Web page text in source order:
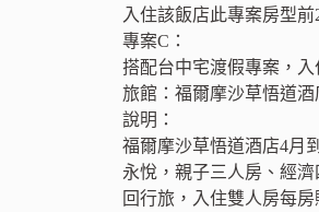
入住該飯店此專案房型
專案C：
搭配台中宅渡假專案，
旅館：福爾摩沙草悟道酒
說明：
福爾摩沙草悟道酒店4月
永悅，親子三人房、經
回行旅，入住雙人房每